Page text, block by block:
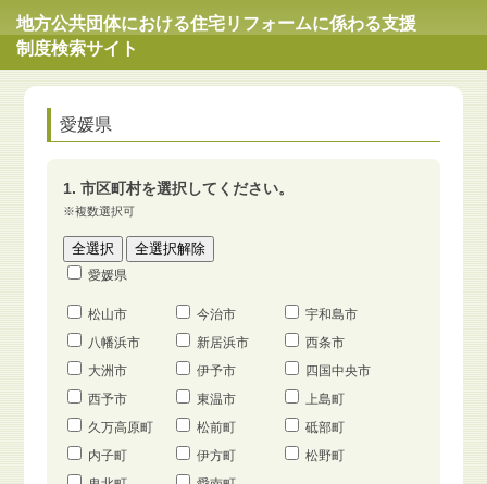
地方公共団体における住宅リフォームに係わる支援
制度検索サイト
愛媛県
1. 市区町村を選択してください。
※複数選択可
愛媛県
松山市 今治市
宇和島市
八幡浜市
新居浜市
西条市
大洲市
伊予市
四国中央市
西予市
東温市
上島町
久万高原町
松前町
砥部町
内子町
伊方町
松野町